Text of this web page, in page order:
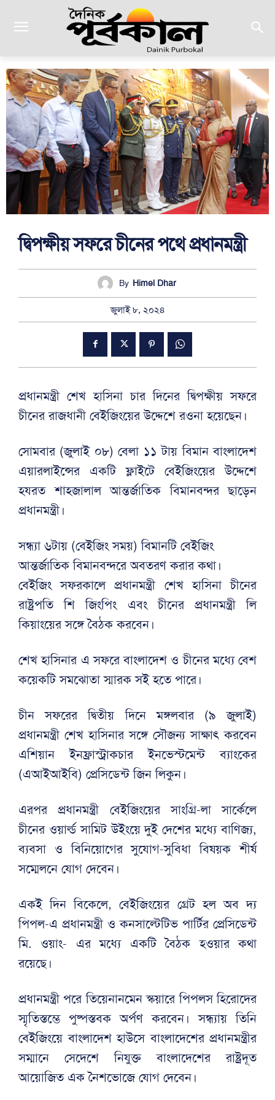
দ্বিপক্ষীয় সফরে চীনের পথে প্রধানমন্ত্রী
By Himel Dhar
জুলাই ৮, ২০২৪
প্রধানমন্ত্রী শেখ হাসিনা চার দিনের দ্বিপক্ষীয় সফরে
চীনের রাজধানী বেইজিংয়ের উদ্দেশে রওনা হয়েছেন।
সোমবার (জুলাই ০৮) বেলা ১১ টায় বিমান বাংলাদেশ
এয়ারলাইন্সের একটি ফ্লাইটে বেইজিংয়ের উদ্দেশে
হযরত শাহজালাল আন্তর্জাতিক বিমানবন্দর ছাড়েন
প্রধানমন্ত্রী।
সন্ধ্যা ৬টায় (বেইজিং সময়) বিমানটি বেইজিং
আন্তর্জাতিক বিমানবন্দরে অবতরণ করার কথা।
বেইজিং সফরকালে প্রধানমন্ত্রী শেখ হাসিনা চীনের
রাষ্ট্রপতি শি জিংপিং এবং চীনের প্রধানমন্ত্রী লি
কিয়াংয়ের সঙ্গে বৈঠক করবেন।
শেখ হাসিনার এ সফরে বাংলাদেশ ও চীনের মধ্যে বেশ
কয়েকটি সমঝোতা স্মারক সই হতে পারে।
চীন সফরের দ্বিতীয় দিনে মঙ্গলবার (৯ জুলাই)
প্রধানমন্ত্রী শেখ হাসিনার সঙ্গে সৌজন্য সাক্ষাৎ করবেন
এশিয়ান ইনফ্রাস্ট্রাকচার ইনভেস্টমেন্ট ব্যাংকের
(এআইআইবি) প্রেসিডেন্ট জিন লিকুন।
এরপর প্রধানমন্ত্রী বেইজিংয়ের সাংগ্রি-লা সার্কেলে
চীনের ওয়ার্ল্ড সামিট উইংয়ে দুই দেশের মধ্যে বাণিজ্য,
ব্যবসা ও বিনিয়োগের সুযোগ-সুবিধা বিষয়ক শীর্ষ
সম্মেলনে যোগ দেবেন।
একই দিন বিকেলে, বেইজিংয়ের গ্রেট হল অব দ্য
পিপল-এ প্রধানমন্ত্রী ও কনসাল্টেটিভ পার্টির প্রেসিডেন্ট
মি. ওয়াং- এর মধ্যে একটি বৈঠক হওয়ার কথা
রয়েছে।
প্রধানমন্ত্রী পরে তিয়েনানমেন স্কয়ারে পিপলস হিরোদের
স্মৃতিস্তম্ভে পুষ্পস্তবক অর্পণ করবেন। সন্ধ্যায় তিনি
বেইজিংয়ে বাংলাদেশ হাউসে বাংলাদেশের প্রধানমন্ত্রীর
সম্মানে সেদেশে নিযুক্ত বাংলাদেশের রাষ্ট্রদূত
আয়োজিত এক নৈশভোজে যোগ দেবেন।